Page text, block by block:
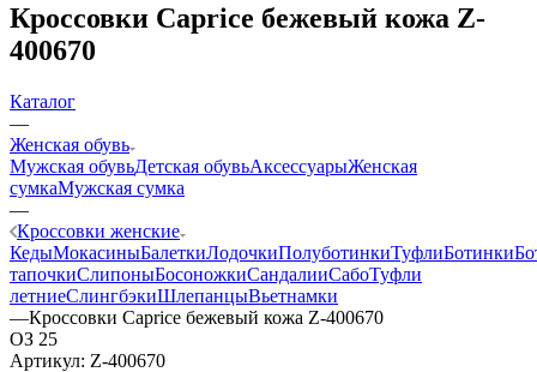
Кроссовки Caprice бежевый кожа Z-
400670
Каталог
—
Женская обувь
Мужская обувьДетская обувьАксессуарыЖенская
сумкаМужская сумка
—
Кроссовки женские
КедыМокасиныБалеткиЛодочкиПолуботинкиТуфлиБотинки
тапочкиСлипоныБосоножкиСандалииСабоТуфли
летниеСлингбэкиШлепанцыВьетнамки
—Кроссовки Caprice бежевый кожа Z-400670
ОЗ 25
Артикул: Z-400670